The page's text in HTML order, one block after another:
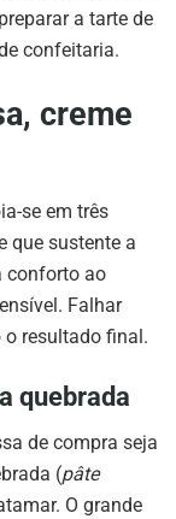
a tarte de
confeitaria.
creme
se em três
que sustente a
conforto ao
Falhar
resultado final.
quebrada
de compra seja
(pâte
O grande